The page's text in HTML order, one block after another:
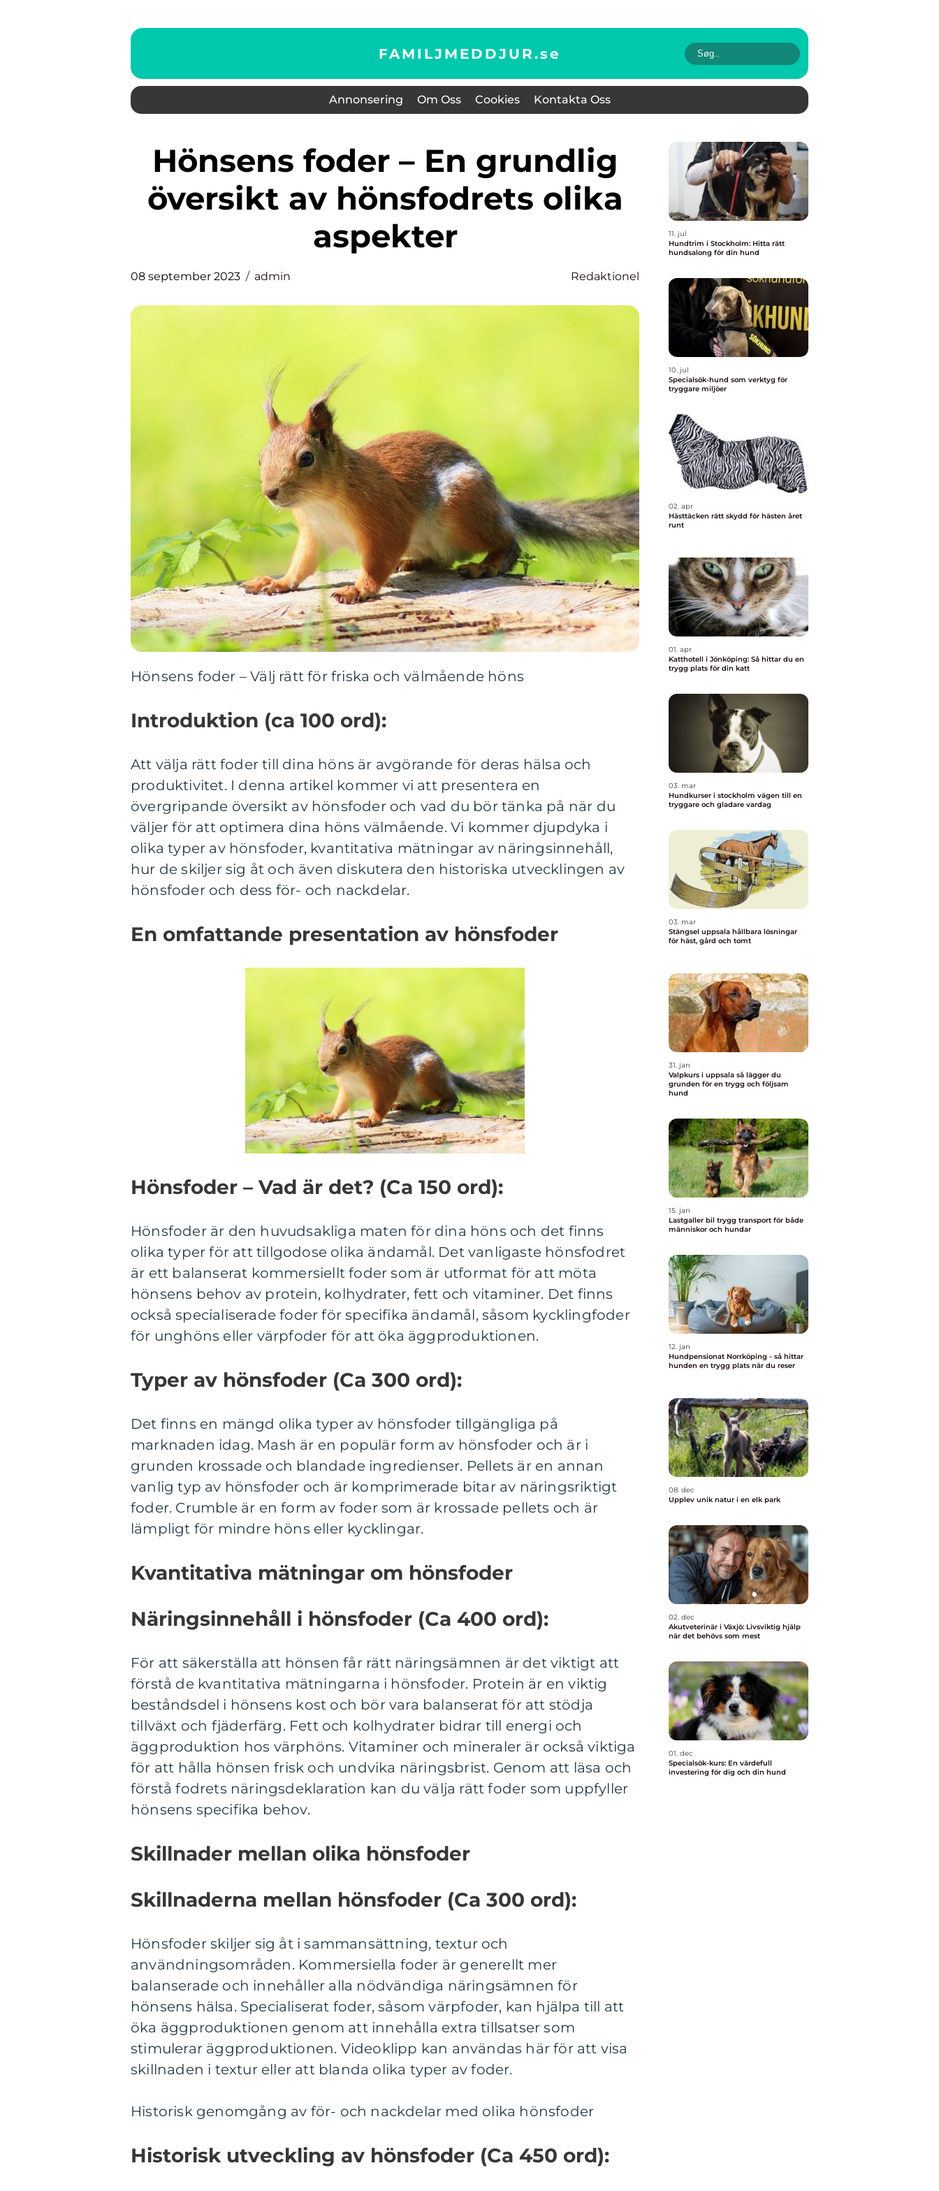
FAMILJMEDDJUR.se
Annonsering Om Oss Cookies Kontakta Oss
Hönsens foder – En grundlig
översikt av hönsfodrets olika
aspekter
08 september 2023 admin Redaktionel
Hönsens foder – Välj rätt för friska och välmående höns
Introduktion (ca 100 ord):
Att välja rätt foder till dina höns är avgörande för deras hälsa och
produktivitet. I denna artikel kommer vi att presentera en
övergripande översikt av hönsfoder och vad du bör tänka på när du
väljer för att optimera dina höns välmående. Vi kommer djupdyka i
olika typer av hönsfoder, kvantitativa mätningar av näringsinnehåll,
hur de skiljer sig åt och även diskutera den historiska utvecklingen av
hönsfoder och dess för- och nackdelar.
En omfattande presentation av hönsfoder
Hönsfoder – Vad är det? (Ca 150 ord):
Hönsfoder är den huvudsakliga maten för dina höns och det finns
olika typer för att tillgodose olika ändamål. Det vanligaste hönsfodret
är ett balanserat kommersiellt foder som är utformat för att möta
hönsens behov av protein, kolhydrater, fett och vitaminer. Det finns
också specialiserade foder för specifika ändamål, såsom kycklingfoder
för unghöns eller värpfoder för att öka äggproduktionen.
Typer av hönsfoder (Ca 300 ord):
Det finns en mängd olika typer av hönsfoder tillgängliga på
marknaden idag. Mash är en populär form av hönsfoder och är i
grunden krossade och blandade ingredienser. Pellets är en annan
vanlig typ av hönsfoder och är komprimerade bitar av näringsriktigt
foder. Crumble är en form av foder som är krossade pellets och är
lämpligt för mindre höns eller kycklingar.
Kvantitativa mätningar om hönsfoder
Näringsinnehåll i hönsfoder (Ca 400 ord):
För att säkerställa att hönsen får rätt näringsämnen är det viktigt att
förstå de kvantitativa mätningarna i hönsfoder. Protein är en viktig
beståndsdel i hönsens kost och bör vara balanserat för att stödja
tillväxt och fjäderfärg. Fett och kolhydrater bidrar till energi och
äggproduktion hos värphöns. Vitaminer och mineraler är också viktiga
för att hålla hönsen frisk och undvika näringsbrist. Genom att läsa och
förstå fodrets näringsdeklaration kan du välja rätt foder som uppfyller
hönsens specifika behov.
Skillnader mellan olika hönsfoder
Skillnaderna mellan hönsfoder (Ca 300 ord):
Hönsfoder skiljer sig åt i sammansättning, textur och
användningsområden. Kommersiella foder är generellt mer
balanserade och innehåller alla nödvändiga näringsämnen för
hönsens hälsa. Specialiserat foder, såsom värpfoder, kan hjälpa till att
öka äggproduktionen genom att innehålla extra tillsatser som
stimulerar äggproduktionen. Videoklipp kan användas här för att visa
skillnaden i textur eller att blanda olika typer av foder.
Historisk genomgång av för- och nackdelar med olika hönsfoder
Historisk utveckling av hönsfoder (Ca 450 ord):
11. jul
Hundtrim i Stockholm: Hitta rätt
hundsalong för din hund
10. jul
Specialsök-hund som verktyg för
tryggare miljöer
02. apr
Hästtäcken rätt skydd för hästen året
runt
01. apr
Katthotell i Jönköping: Så hittar du en
trygg plats för din katt
03. mar
Hundkurser i stockholm vägen till en
tryggare och gladare vardag
03. mar
Stängsel uppsala hållbara lösningar
för häst, gård och tomt
31. jan
Valpkurs i uppsala så lägger du
grunden för en trygg och följsam
hund
15. jan
Lastgaller bil trygg transport för både
människor och hundar
12. jan
Hundpensionat Norrköping - så hittar
hunden en trygg plats när du reser
08. dec
Upplev unik natur i en elk park
02. dec
Akutveterinär i Växjö: Livsviktig hjälp
när det behövs som mest
01. dec
Specialsök-kurs: En värdefull
investering för dig och din hund